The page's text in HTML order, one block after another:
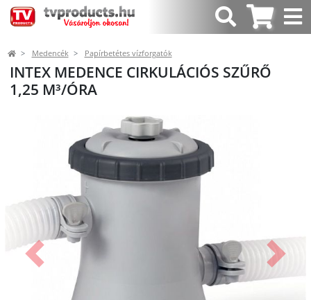
Medencék Papírbetétes vízforgatók
INTEX MEDENCE CIRKULÁCIÓS SZŰRŐ
1,25 M³/ÓRA
Előző